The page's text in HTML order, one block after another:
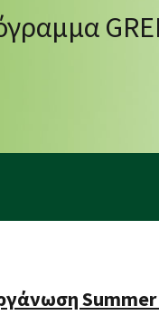
Summer